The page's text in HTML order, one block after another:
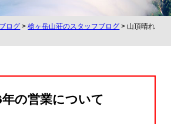
ログ >槍ヶ岳山荘のスタッフブログ > 山頂晴れ
の営業について